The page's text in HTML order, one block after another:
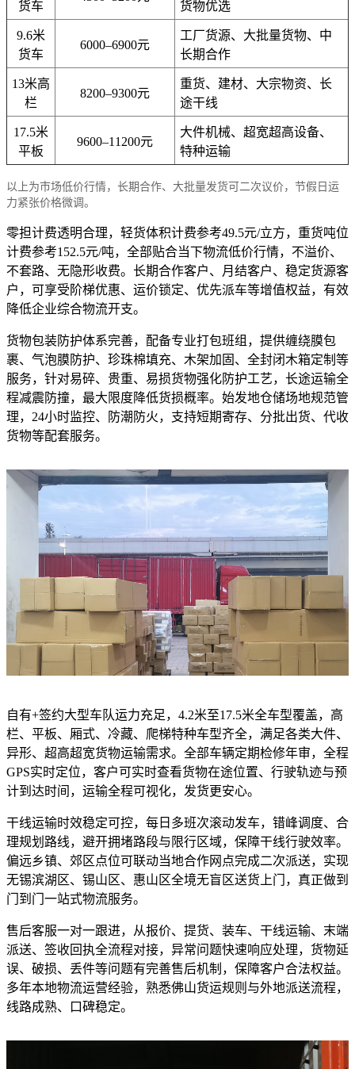
货车
货物优选
9.6米
货车
6000–6900元
工厂货源、大批量货物、中
长期合作
13米高
栏
8200–9300元
重货、建材、大宗物资、长
途干线
17.5米
平板
9600–11200元
大件机械、超宽超高设备、
特种运输
以上为市场低价行情，长期合作、大批量发货可二次议价，节假日运
力紧张价格微调。
零担计费透明合理，轻货体积计费参考49.5元/立方，重货吨位
计费参考152.5元/吨，全部贴合当下物流低价行情，不溢价、
不套路、无隐形收费。长期合作客户、月结客户、稳定货源客
户，可享受阶梯优惠、运价锁定、优先派车等增值权益，有效
降低企业综合物流开支。
货物包装防护体系完善，配备专业打包班组，提供缠绕膜包
裹、气泡膜防护、珍珠棉填充、木架加固、全封闭木箱定制等
服务，针对易碎、贵重、易损货物强化防护工艺，长途运输全
程减震防撞，最大限度降低货损概率。始发地仓储场地规范管
理，24小时监控、防潮防火，支持短期寄存、分批出货、代收
货物等配套服务。
自有+签约大型车队运力充足，4.2米至17.5米全车型覆盖，高
栏、平板、厢式、冷藏、爬梯特种车型齐全，满足各类大件、
异形、超高超宽货物运输需求。全部车辆定期检修年审，全程
GPS实时定位，客户可实时查看货物在途位置、行驶轨迹与预
计到达时间，运输全程可视化，发货更安心。
干线运输时效稳定可控，每日多班次滚动发车，错峰调度、合
理规划路线，避开拥堵路段与限行区域，保障干线行驶效率。
偏远乡镇、郊区点位可联动当地合作网点完成二次派送，实现
无锡滨湖区、锡山区、惠山区全境无盲区送货上门，真正做到
门到门一站式物流服务。
售后客服一对一跟进，从报价、提货、装车、干线运输、末端
派送、签收回执全流程对接，异常问题快速响应处理，货物延
误、破损、丢件等问题有完善售后机制，保障客户合法权益。
多年本地物流运营经验，熟悉佛山货运规则与外地派送流程，
线路成熟、口碑稳定。